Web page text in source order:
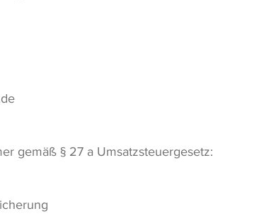
gemäß § 27 a Umsatzsteuergesetz: